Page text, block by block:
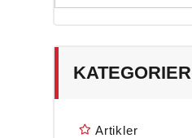
KATEGORIER
Artikler